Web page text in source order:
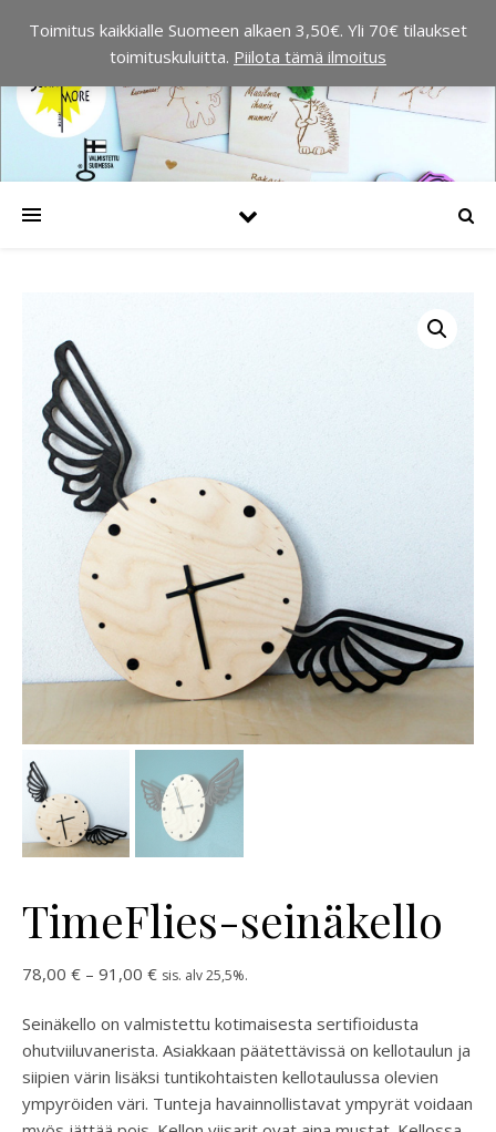
TimeFlies-seinäkello
78,00 € – 91,00 €Hintaluokka: 78,00 € - 91,00 €
sis. alv 25,5%.
Seinäkello on valmistettu kotimaisesta sertifioidusta
ohutviiluvanerista. Asiakkaan päätettävissä on kellotaulun ja
siipien värin lisäksi tuntikohtaisten kellotaulussa olevien
ympyröiden väri. Tunteja havainnollistavat ympyrät voidaan
Toimitus kaikkialle Suomeen alkaen 3,50€. Yli 70€ tilaukset
toimituskuluitta. Piilota tämä ilmoitus